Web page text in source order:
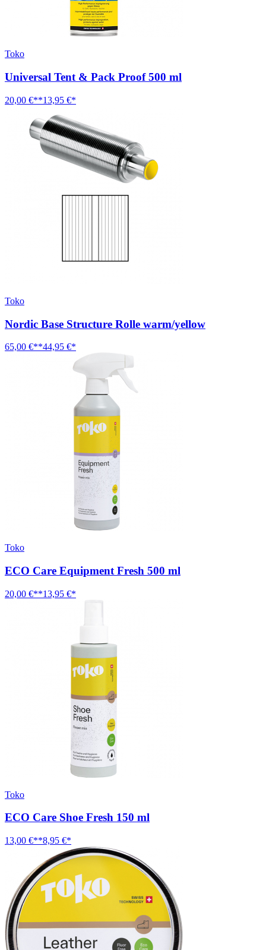
Toko
Universal Tent & Pack Proof 500 ml
20,00 €**13,95 €*
Toko
Nordic Base Structure Rolle warm/yellow
65,00 €**44,95 €*
Toko
ECO Care Equipment Fresh 500 ml
20,00 €**13,95 €*
Toko
ECO Care Shoe Fresh 150 ml
13,00 €**8,95 €*